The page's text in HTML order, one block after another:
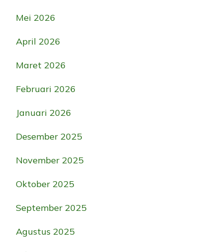
Mei 2026
April 2026
Maret 2026
Februari 2026
Januari 2026
Desember 2025
November 2025
Oktober 2025
September 2025
Agustus 2025